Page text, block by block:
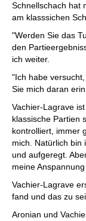
Schnellschach hat
am klasssichen
"Werden Sie das
den
ich weiter.
"Ich habe
Sie mich daran
Vachier-Lagrave
klassische Partien
kontrolliert, immer
mich. Natürlich bin
und aufgeregt.
meine
Vachier-Lagrave
fand und das zu
Aronian und